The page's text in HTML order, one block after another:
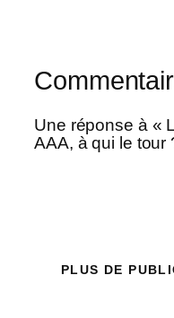
Une réponse à «
AAA, à qui le tour
PLUS DE